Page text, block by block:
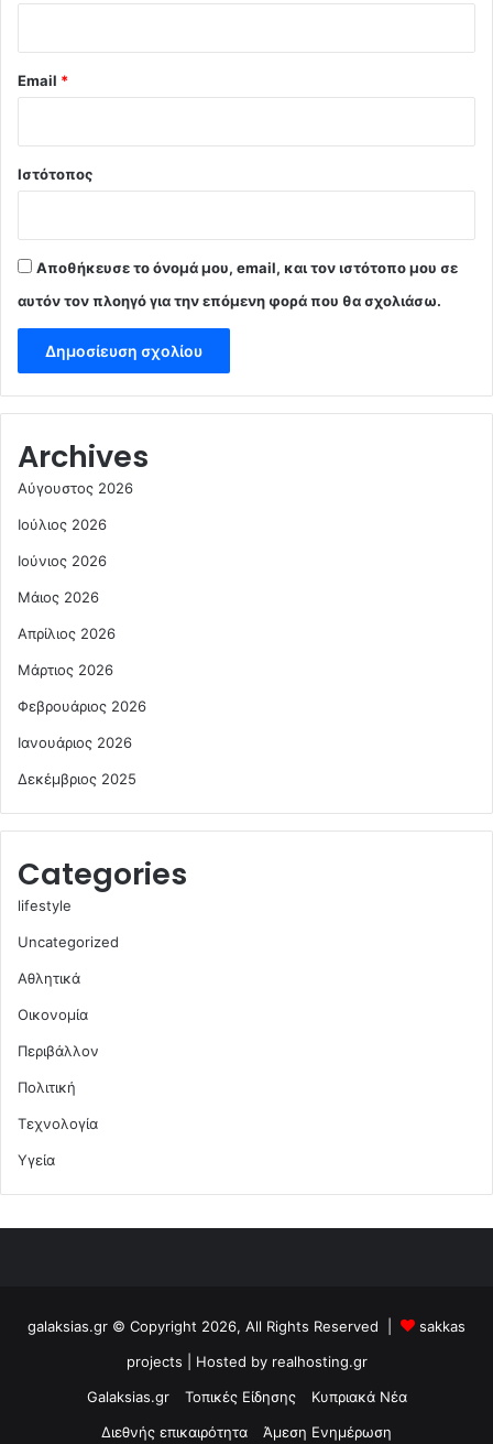
Email *
Ιστότοπος
Αποθήκευσε το όνομά μου, email, και τον ιστότοπο μου σε
αυτόν τον πλοηγό για την επόμενη φορά που θα σχολιάσω.
Archives
Αύγουστος 2026
Ιούλιος 2026
Ιούνιος 2026
Μάιος 2026
Απρίλιος 2026
Μάρτιος 2026
Φεβρουάριος 2026
Ιανουάριος 2026
Δεκέμβριος 2025
Categories
lifestyle
Uncategorized
Αθλητικά
Οικονομία
Περιβάλλον
Πολιτική
Τεχνολογία
Υγεία
galaksias.gr © Copyright 2026, All Rights Reserved |
sakkas
projects | Hosted by realhosting.gr
Galaksias.gr
Τοπικές Είδησης
Κυπριακά Νέα
Διεθνής επικαιρότητα
Άμεση Ενημέρωση